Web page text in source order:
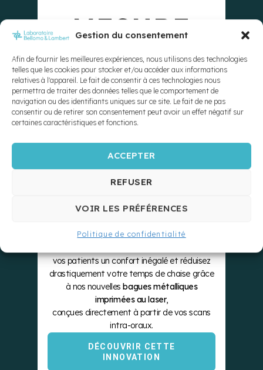
Gestion du consentement
Afin de fournir les meilleures expériences, nous utilisons des technologies
telles que les cookies pour stocker et/ou accéder aux informations
relatives à l'appareil. Le fait de consentir à ces technologies nous
permettra de traiter des données telles que le comportement de
navigation ou des identifiants uniques sur ce site. Le fait de ne pas
consentir ou de retirer son consentement peut avoir un effet négatif sur
certaines caractéristiques et fonctions.
ACCEPTER
REFUSER
VOIR LES PRÉFÉRENCES
Politique de confidentialité
Checking
MESURE
10X PLUS
SOLIDES
ZÉRO
SÉPARATEUR
Le Laboratoire Bellomo & Lambert propulse
vos patients un confort inégalé et réduisez
drastiquement votre temps de chaise grâce
à nos nouvellesbagues métalliques
imprimées au laser,
conçues directement à partir de vos scans
intra-oraux.
DÉCOUVRIR CETTE
INNOVATION